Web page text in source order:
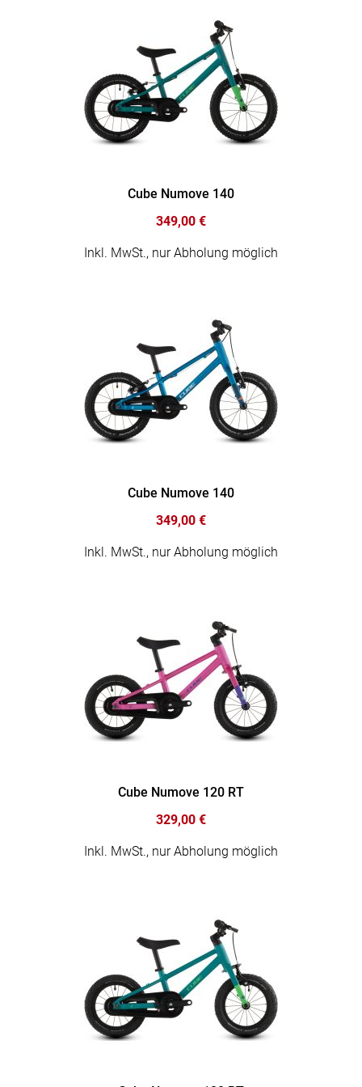
Cube Numove 140
349,00 €
Inkl. MwSt., nur Abholung möglich
Cube Numove 140
349,00 €
Inkl. MwSt., nur Abholung möglich
Cube Numove 120 RT
329,00 €
Inkl. MwSt., nur Abholung möglich